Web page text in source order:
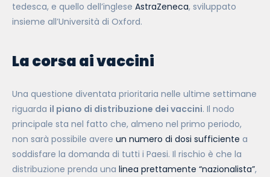
tedesca, e quello dell’inglese AstraZeneca, sviluppato
insieme all’Università di Oxford.
La corsa ai vaccini
Una questione diventata prioritaria nelle ultime settimane
riguarda il piano di distribuzione dei vaccini. Il nodo
principale sta nel fatto che, almeno nel primo periodo,
non sarà possibile avere un numero di dosi sufficiente a
soddisfare la domanda di tutti i Paesi. Il rischio è che la
distribuzione prenda una linea prettamente “nazionalista”,